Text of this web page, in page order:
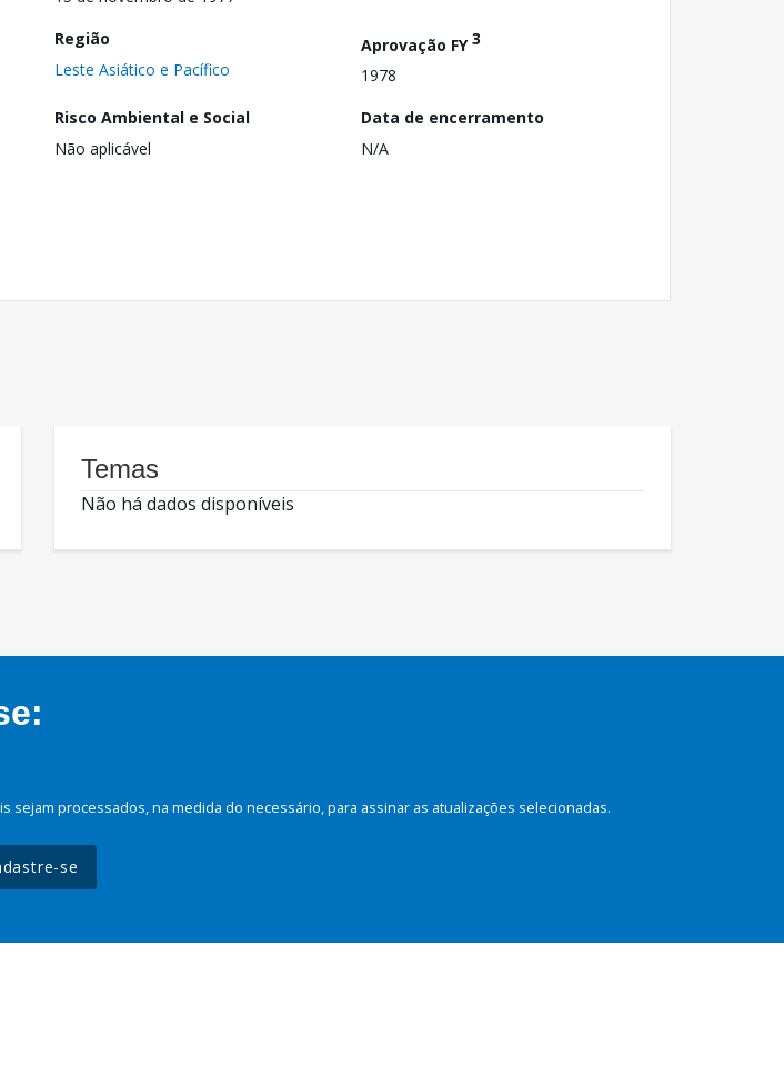
Região
Leste Asiático e Pacífico
Aprovação FY3
1978
Risco Ambiental e Social
Não aplicável
Data de encerramento
N/A
Temas
Não há dados disponíveis
processados, na medida do necessário, para assinar as atualizações selecionadas.
se